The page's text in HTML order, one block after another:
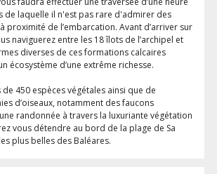
de laquelle il n'est pas rare d'admirer des
proximité de l’embarcation. Avant d’arriver sur
naviguerez entre les 18 îlots de l’archipel et
diverses de ces formations calcaires
écosystème d’une extrême richesse.
450 espèces végétales ainsi que de
d’oiseaux, notamment des faucons
randonnée à travers la luxuriante végétation
vous détendre au bord de la plage de Sa
plus belles des Baléares.